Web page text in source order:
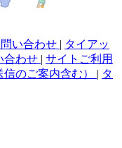
い合わせ | タイアッ
合わせ | サイトご利用
のご案内含む） | タ